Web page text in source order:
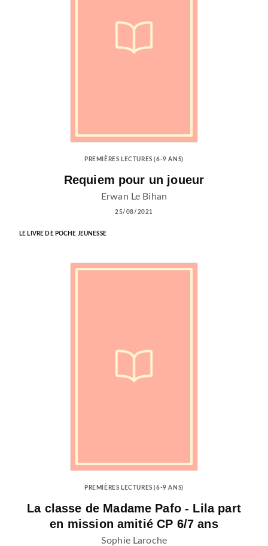
PREMIÈRES LECTURES (6-9 ANS)
Requiem pour un joueur
Erwan Le Bihan
25/08/2021
LE LIVRE DE POCHE JEUNESSE
PREMIÈRES LECTURES (6-9 ANS)
La classe de Madame Pafo - Lila part
en mission amitié CP 6/7 ans
Sophie Laroche